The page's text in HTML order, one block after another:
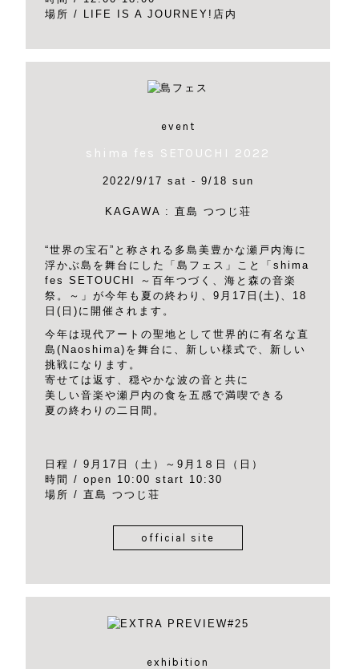
場所 / LIFE IS A JOURNEY!店内
event
shima fes SETOUCHI 2022
2022/9/17 sat - 9/18 sun
KAGAWA : 直島 つつじ荘
“世界の宝石”と称される多島美豊かな瀬戸内海に
浮かぶ島を舞台にした「島フェス」こと「shima
fes SETOUCHI ～百年つづく、海と森の音楽
祭。～」が今年も夏の終わり、9月17日(土)、18
日(日)に開催されます。
今年は現代アートの聖地として世界的に有名な直
島(Naoshima)を舞台に、新しい様式で、新しい
挑戦になります。
寄せては返す、穏やかな波の音と共に
美しい音楽や瀬戸内の食を五感で満喫できる
夏の終わりの二日間。
日程 / 9月17日（土）～9月1８日（日）
時間 / open 10:00 start 10:30
場所 / 直島 つつじ荘
official site
exhibition